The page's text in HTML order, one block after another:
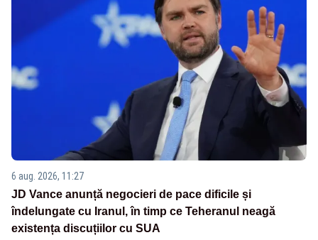
6 aug. 2026, 11:27
JD Vance anunță negocieri de pace dificile și
îndelungate cu Iranul, în timp ce Teheranul neagă
existența discuțiilor cu SUA